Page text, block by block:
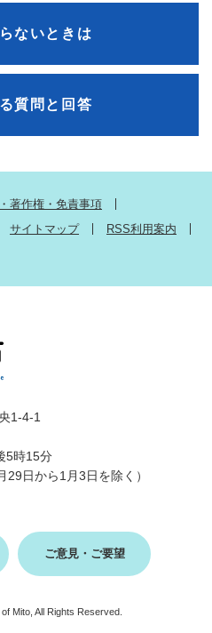
ないときは
質問と回答
著作権・免責事項
サイトマップ
RSS利用案内
1-4-1
5時15分
29日から1月3日を除く）
ご意見・ご要望
Mito, All Rights Reserved.